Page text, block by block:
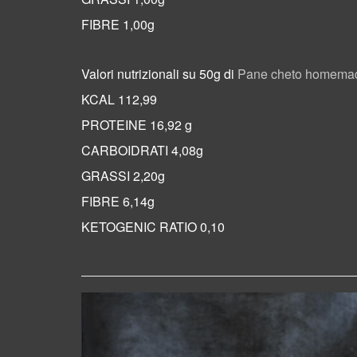
FIBRE 1,00g
Valori nutrizionali su 50g di Pane cheto
KCAL 112,99
PROTEINE 16,92 g
CARBOIDRATI 4,08g
GRASSI 2,20g
FIBRE 6,14g
KETOGENIC RATIO 0,10